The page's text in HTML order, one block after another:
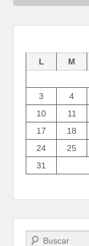
L M
3
4
10
11
17
18
24
25
31
Buscar